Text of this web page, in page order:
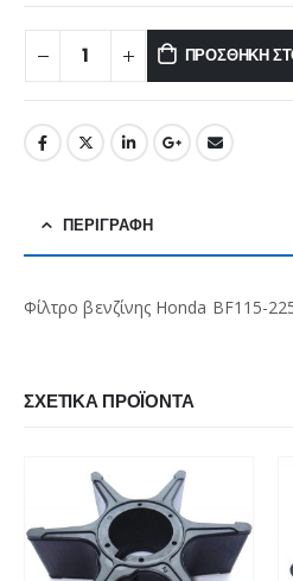
ΠΡΟΣΘΉΚΗ
ΠΕΡΙΓΡΑΦΉ
Φίλτρο βενζίνης Honda BF115-
ΣΧΕΤΙΚΆ ΠΡΟΪΌΝΤΑ